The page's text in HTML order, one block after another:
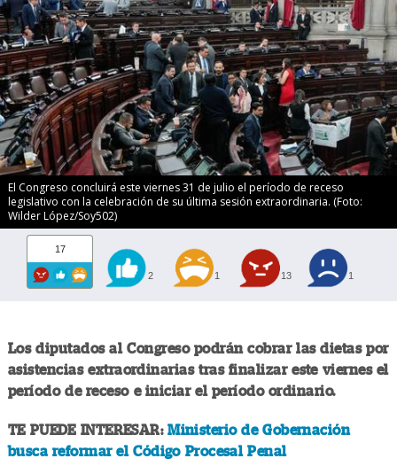
El Congreso concluirá este viernes 31 de julio el período de receso
legislativo con la celebración de su última sesión extraordinaria. (Foto:
Wilder López/Soy502)
17
2 1 13 1
Los diputados al Congreso podrán cobrar las dietas por
asistencias extraordinarias tras finalizar este viernes el
período de receso e iniciar el período ordinario.
TE PUEDE INTERESAR:Ministerio de Gobernación
busca reformar el Código Procesal Penal